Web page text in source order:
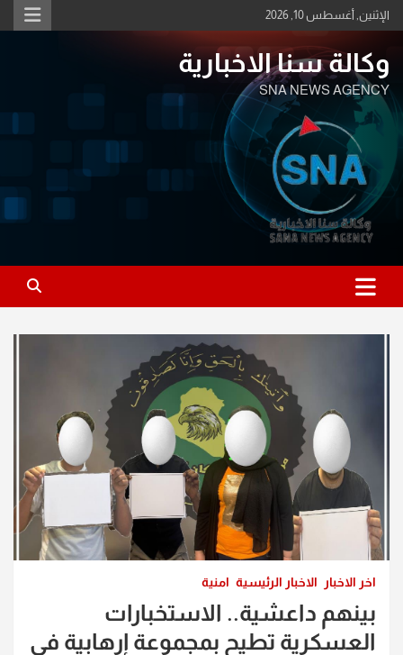
Skip
to
الإثنين, أغسطس 10, 2026
وكالة سنا الاخبارية
SNA NEWS AGENCY
اخر الاخبار الاخبار الرئيسية امنية
بينهم داعشية.. الاستخبارات
العسكرية تطيح بمجموعة إرهابية في